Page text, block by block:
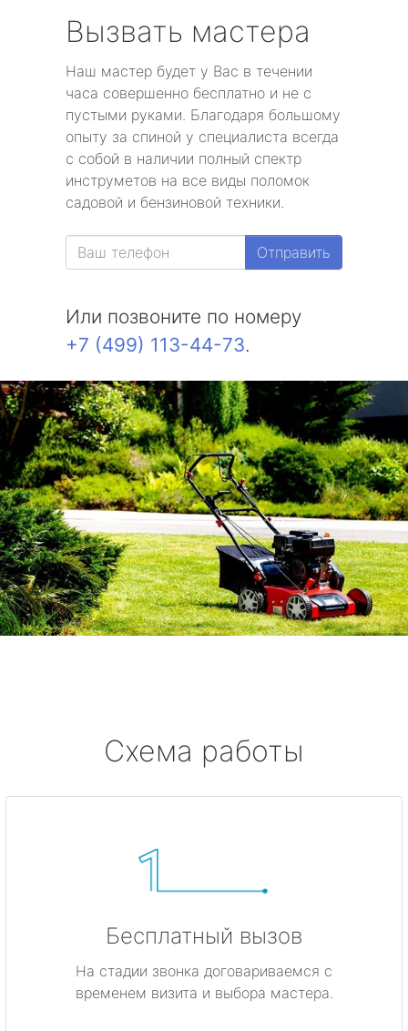
Вызвать мастера
Наш мастер будет у Вас в течении
часа совершенно бесплатно и не с
пустыми руками. Благодаря большому
опыту за спиной у специалиста всегда
с собой в наличии полный спектр
инструметов на все виды поломок
садовой и бензиновой техники.
Отправить
Или позвоните по номеру
+7 (499) 113-44-73.
Схема работы
Бесплатный вызов
На стадии звонка договариваемся с
временем визита и выбора мастера.